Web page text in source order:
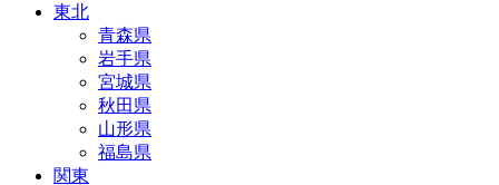
東北
青森県
岩手県
宮城県
秋田県
山形県
福島県
関東